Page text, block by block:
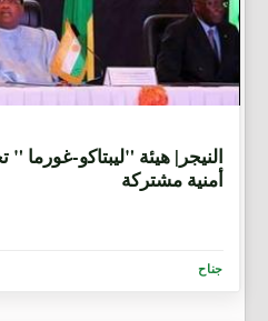
النيجر| هيئة "ﻟﻴﺒﺘﺎﻛو-ﻏﻮﺭﻣﺎ
أمنية مشتركة
جناح